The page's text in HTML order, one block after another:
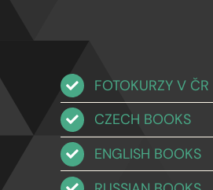
FOTOKURZY V ČR
CZECH BOOKS
ENGLISH BOOKS